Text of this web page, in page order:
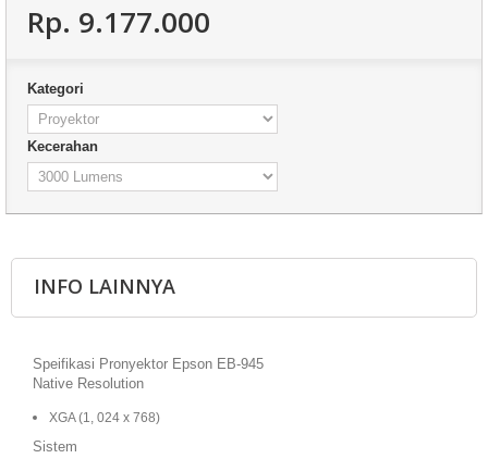
Rp‎. 9.177.000
Kategori
Kecerahan
INFO LAINNYA
Speifikasi Pronyektor Epson EB-945
Native Resolution
XGA (1, 024 x 768)
Sistem